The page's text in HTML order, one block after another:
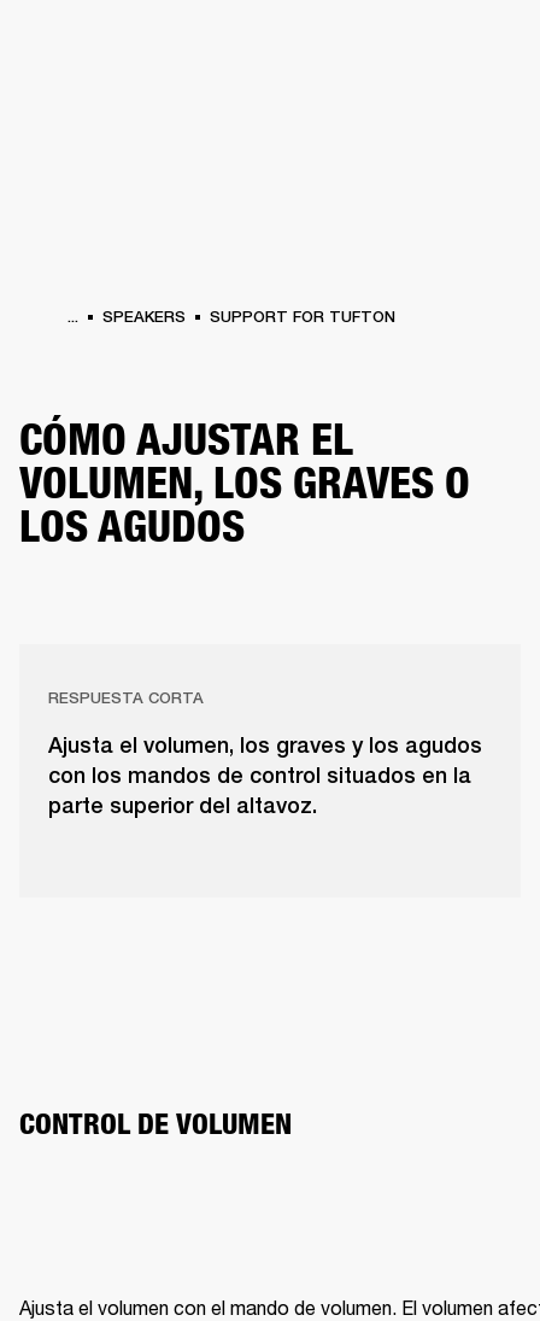
... SPEAKERS SUPPORT FOR TUFTON
CÓMO AJUSTAR EL
VOLUMEN, LOS GRAVES O
LOS AGUDOS
RESPUESTA CORTA
Ajusta el volumen, los graves y los agudos
con los mandos de control situados en la
parte superior del altavoz.
CONTROL DE VOLUMEN
Ajusta el volumen con el mando de volumen. El volumen